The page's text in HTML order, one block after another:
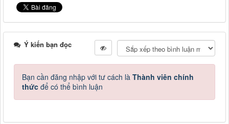
Ý kiến bạn đọc
Bạn cần đăng nhập với tư cách là Thành viên chính
thức để có thể bình luận